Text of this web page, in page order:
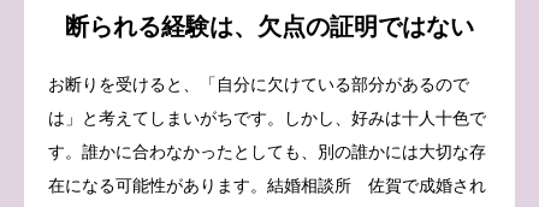
断られる経験は、欠点の証明ではない
お断りを受けると、「自分に欠けている部分があるので
は」と考えてしまいがちです。しかし、好みは十人十色で
す。誰かに合わなかったとしても、別の誰かには大切な存
在になる可能性があります。結婚相談所 佐賀で成婚され